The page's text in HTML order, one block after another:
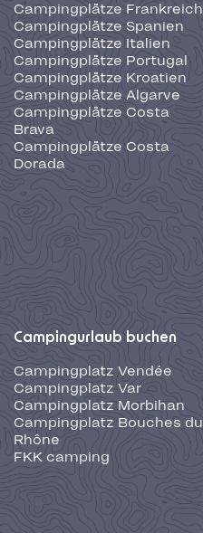
Campingplätze Frankreich
Campingplätze Spanien
Campingplätze Italien
Campingplätze Portugal
Campingplätze Kroatien
Campingplätze Algarve
Campingplätze Costa
Brava
Campingplätze Costa
Dorada
Campingurlaub buchen
Campingplatz Vendée
Campingplatz Var
Campingplatz Morbihan
Campingplatz Bouches du
Rhône
FKK camping